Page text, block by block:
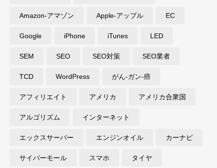
Amazon-アマゾン Apple-アップル EC
Google iPhone iTunes LED
SEM SEO SEO対策 SEO業者
TCD WordPress がん-ガン-癌
アフィリエイト アメリカ アメリカ合衆国
アルゴリズム インターネット
エックスサーバー エンジンオイル カーナビ
サイバーモール スマホ タイヤ